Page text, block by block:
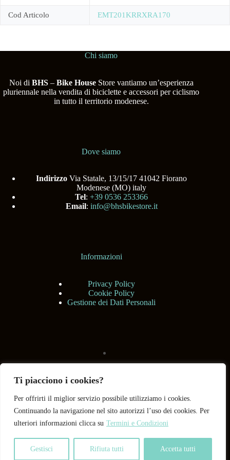
Ti piacciono i cookies?
Per offrirti il miglior servizio possibile utilizziamo i cookies.
Continuando la navigazione nel sito autorizzi l’uso dei cookies. Per
ulteriori informazioni clicca su Termini e Condizioni
Gestisci Rifiuta tutti Accetta tutti
Cod Articolo EMT201KRRXRA170
Chi siamo
Noi di BHS– Bike HouseStore vantiamo un’esperienza
pluriennale nella vendita di biciclette e accessori per ciclismo
in tutto il territorio modenese.
Dove siamo
Indirizzo Via Statale, 13/15/17 41042 Fiorano
Modenese (MO) italy
Tel:+39 0536 253366
Email: info@bhsbikestore.it
Informazioni
Privacy Policy
Cookie Policy
Gestione dei Dati Personali